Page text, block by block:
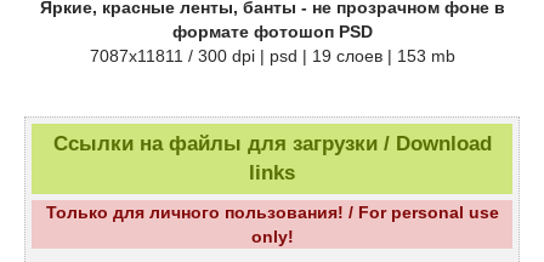
Яркие, красные ленты, банты - не прозрачном фоне в
формате фотошоп PSD
7087x11811 / 300 dpi | psd | 19 слоев | 153 mb
Ссылки на файлы для загрузки / Download
links
Только для личного пользования! / For personal use
only!